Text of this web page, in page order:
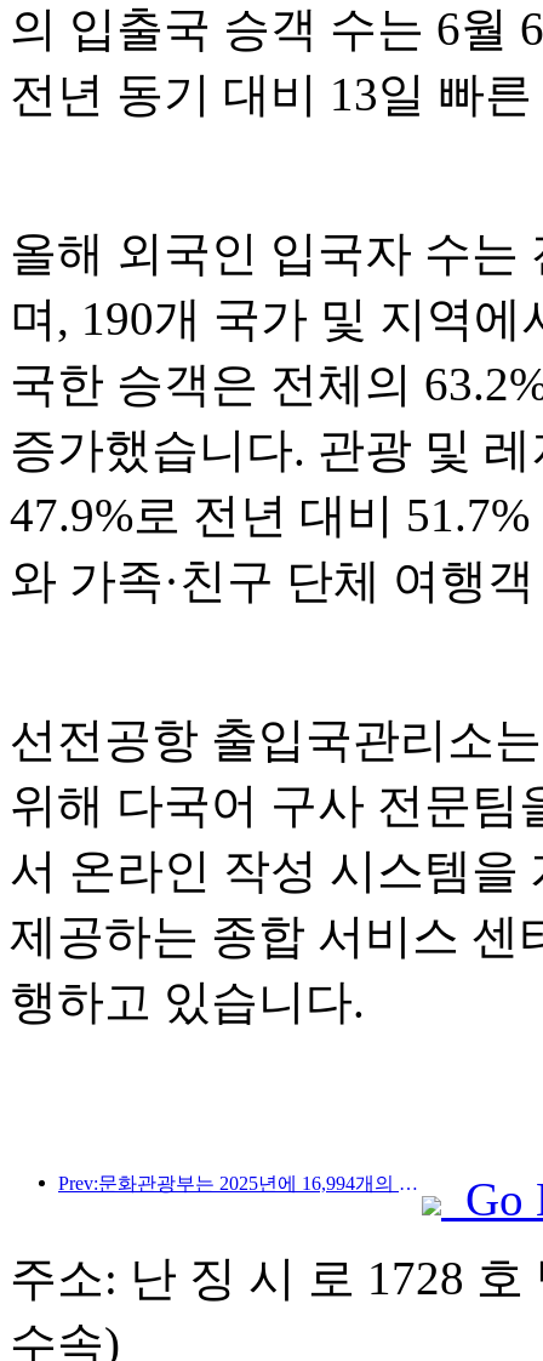
의 입출국 승객 수는 6월
전년 동기 대비 13일 빠
올해 외국인 입국자 수는
며, 190개 국가 및 지역
국한 승객은 전체의
증가했습니다. 관광 및
47.9%로 전년 대비
와 가족·친구 단체 여행
선전공항 출입국관리소
위해 다국어 구사 전문팀
서 온라인 작성 시스템을
제공하는 종합 서비스 센
행하고 있습니다.
Prev:문화관광부는 2025년에 16,994개의 A급 관광지에 75억 1천만 명의 관광객이 방문하여 5,544억 9천만 위안의 관광 수입을 올릴 것으로 예상한다고 발표했습니다.
Go
주소: 난 징 시 로 1728
수속)